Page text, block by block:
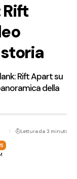
Rift Apart su
della
Lettura da 3 minuti